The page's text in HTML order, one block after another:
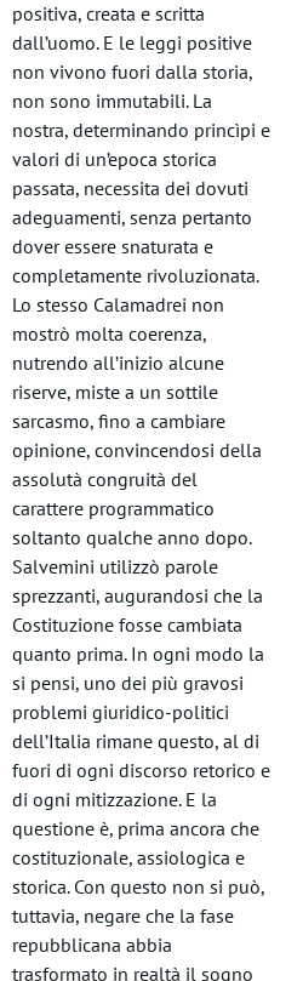
positiva, creata e scritta
dall’uomo. E le leggi positive
non vivono fuori dalla storia,
non sono immutabili. La
nostra, determinando princìpi e
valori di un’epoca storica
passata, necessita dei dovuti
adeguamenti, senza pertanto
dover essere snaturata e
completamente rivoluzionata.
Lo stesso Calamadrei non
mostrò molta coerenza,
nutrendo all’inizio alcune
riserve, miste a un sottile
sarcasmo, fino a cambiare
opinione, convincendosi della
assolutà congruità del
carattere programmatico
soltanto qualche anno dopo.
Salvemini utilizzò parole
sprezzanti, augurandosi che la
Costituzione fosse cambiata
quanto prima. In ogni modo la
si pensi, uno dei più gravosi
problemi giuridico-politici
dell’Italia rimane questo, al di
fuori di ogni discorso retorico e
di ogni mitizzazione. E la
questione è, prima ancora che
costituzionale, assiologica e
storica. Con questo non si può,
tuttavia, negare che la fase
repubblicana abbia
trasformato in realtà il sogno